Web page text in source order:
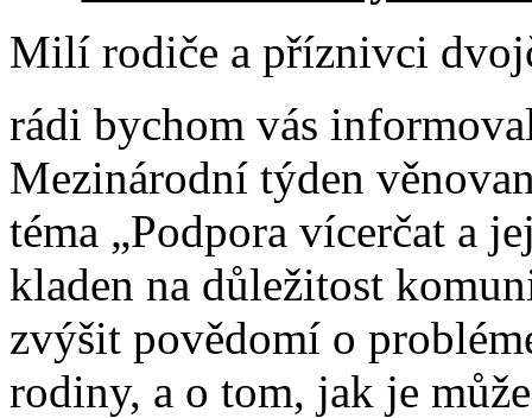
Milí rodiče a příznivci
rádi bychom vás
Mezinárodní týden
téma „Podpora vícerčat a
kladen na důležitost
zvýšit povědomí o
rodiny, a o tom, jak je